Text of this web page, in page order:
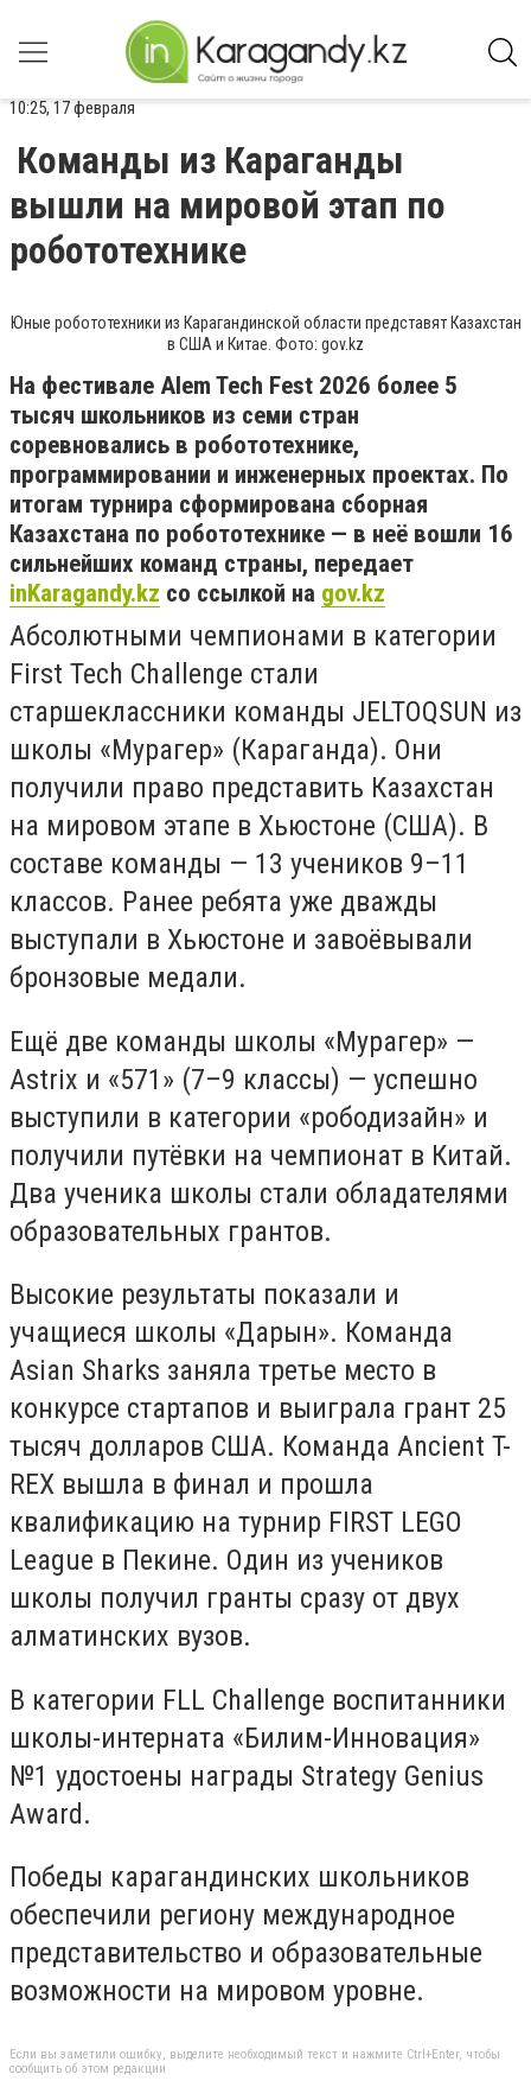
10:25, 17 февраля
Команды из Караганды
вышли на мировой этап по
робототехнике
Юные робототехники из Карагандинской области представят Казахстан
в США и Китае. Фото: gov.kz
На фестивале Alem Tech Fest 2026 более 5
тысяч школьников из семи стран
соревновались в робототехнике,
программировании и инженерных проектах. По
итогам турнира сформирована сборная
Казахстана по робототехнике — в неё вошли 16
сильнейших команд страны, передает
inKaragandy.kz со ссылкой на gov.kz
Абсолютными чемпионами в категории
First Tech Challenge стали
старшеклассники команды JELTOQSUN из
школы «Мурагер» (Караганда). Они
получили право представить Казахстан
на мировом этапе в Хьюстоне (США). В
составе команды — 13 учеников 9–11
классов. Ранее ребята уже дважды
выступали в Хьюстоне и завоёвывали
бронзовые медали.
Ещё две команды школы «Мурагер» —
Astrix и «571» (7–9 классы) — успешно
выступили в категории «рободизайн» и
получили путёвки на чемпионат в Китай.
Два ученика школы стали обладателями
образовательных грантов.
Высокие результаты показали и
учащиеся школы «Дарын». Команда
Asian Sharks заняла третье место в
конкурсе стартапов и выиграла грант 25
тысяч долларов США. Команда Ancient T-
REX вышла в финал и прошла
квалификацию на турнир FIRST LEGO
League в Пекине. Один из учеников
школы получил гранты сразу от двух
алматинских вузов.
В категории FLL Challenge воспитанники
школы-интерната «Билим-Инновация»
№1 удостоены награды Strategy Genius
Award.
Победы карагандинских школьников
обеспечили региону международное
представительство и образовательные
возможности на мировом уровне.
Если вы заметили ошибку, выделите необходимый текст и нажмите Ctrl+Enter, чтобы
сообщить об этом редакции